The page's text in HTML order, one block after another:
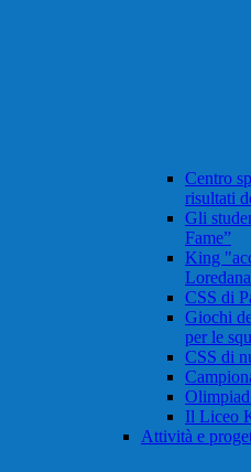
Centro
risultati
Gli
Fame”
King
CSS di
Giochi
per le
CSS di
Il Liceo
Attività e